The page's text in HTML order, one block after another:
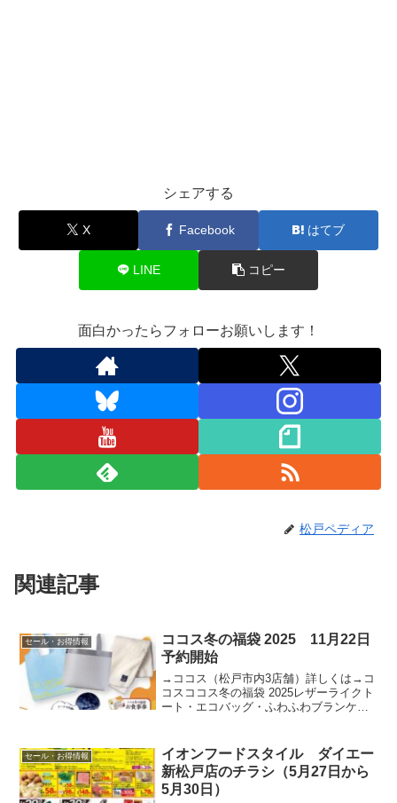
シェアする
X Facebook はてブ
LINE コピー
面白かったらフォローお願いします！
松戸ペディア
関連記事
セール・お得情報
ココス冬の福袋 2025 11月22日
予約開始
→ココス（松戸市内3店舗）詳しくは→コ
コスココス冬の福袋 2025レザーライクト
ート・エコバッグ・ふわふわブランケッ
セール・お得情報
イオンフードスタイル ダイエー
新松戸店のチラシ（5月27日から
5月30日）